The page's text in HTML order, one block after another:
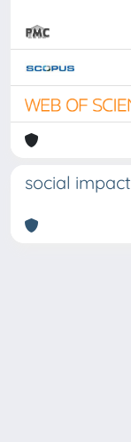
social impact